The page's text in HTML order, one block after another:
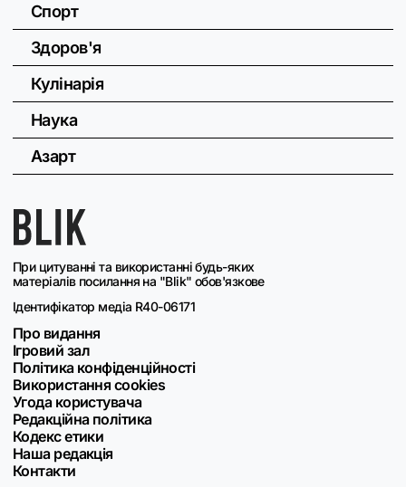
При цитуванні та використанні будь-яких
матеріалів посилання на "Blik" обов'язкове
Ідентифікатор медіа R40-06171
Про видання
Ігровий зал
Політика конфіденційності
Використання cookies
Угода користувача
Редакційна політика
Кодекс етики
Наша редакція
Контакти
Спорт
Здоров'я
Кулінарія
Наука
Азарт